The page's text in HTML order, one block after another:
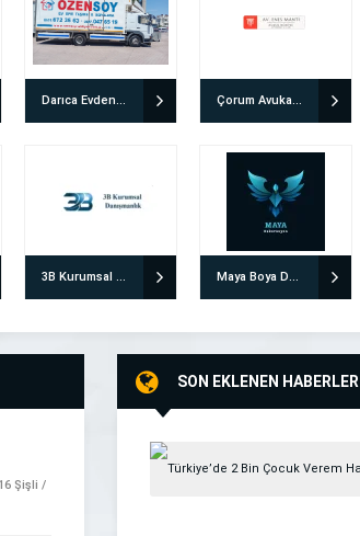
Darıca Evden Eve Nakliyat | Özensoy Bayramoğlu Çorum Avukat Enes Mantı
3B Kurumsal Danışmanlık ve İnsan Kaynakları Ltd. Şti. Maya Boya Dekorasyon
Şişli /
SON EKLENEN HABERLER